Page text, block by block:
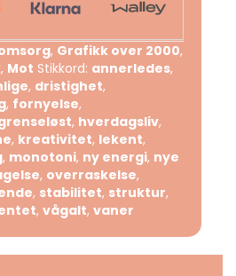
, Grafikk over 2000,
, Mot Stikkord: annerledes,
, dristighet,
, fornyelse,
, hverdagsliv,
, kreativitet, lekent,
, monotoni, ny energi, nye
, overraskelse,
, stabilitet, struktur,
, vågalt, vaner